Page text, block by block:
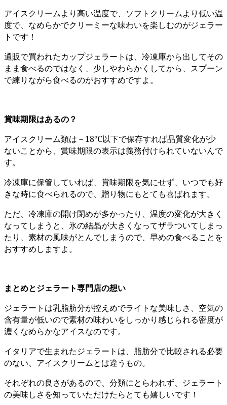
アイスクリームより高い温度で、ソフトクリームより低い温
度で、なめらかでクリーミーな味わいを楽しむのがジェラー
トです！
通販で買われたカップジェラートは、冷凍庫から出してその
まま食べるのではなく、少しやわらかくしてから、スプーン
で練りながら食べるのがおすすめですよ。
賞味期限はあるの？
アイスクリーム類は－18℃以下で保存すれば品質変化が少
ないことから、賞味期限の表示は義務付けられていないんで
す。
冷凍庫に保管していれば、賞味期限を気にせず、いつでも好
きな時に食べられるので、贈り物にもとても喜ばれます。
ただ、冷凍庫の開け閉めが多かったり、温度の変化が大きく
なってしまうと、氷の結晶が大きくなってザラついてしまっ
たり、素材の風味がとんでしまうので、早めの食べることを
おすすめしますよ。
まとめとジェラート専門店の想い
ジェラートは乳脂肪分が控えめでライトな美味しさ、空気の
含有量が低いので素材の味わいをしっかり感じられる密度が
濃くなめらかなアイスなのです。
イタリアで生まれたジェラートは、脂肪分で比較される必要
のない、アイスクリームとは違うもの。
それぞれの良さがあるので、分類にとらわれず、ジェラート
の美味しさを知っていただけたらとても嬉しいです！